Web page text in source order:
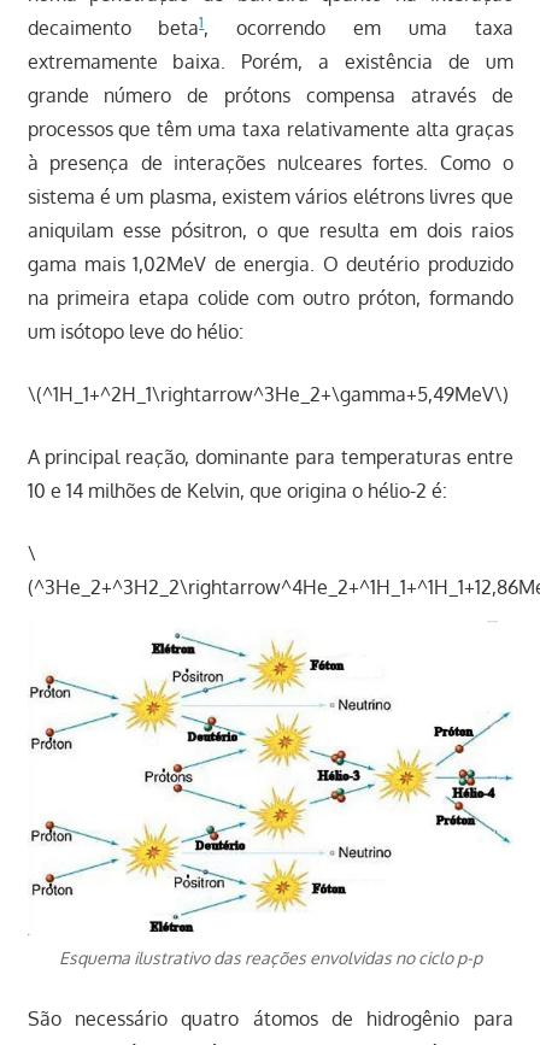
decaimento beta1, ocorrendo em uma taxa
extremamente baixa. Porém, a existência de um
grande número de prótons compensa através de
processos que têm uma taxa relativamente alta graças
à presença de interações nulceares fortes. Como o
sistema é um plasma, existem vários elétrons livres que
aniquilam esse pósitron, o que resulta em dois raios
gama mais 1,02MeV de energia. O deutério produzido
na primeira etapa colide com outro próton, formando
um isótopo leve do hélio:
\(^1H_1+^2H_1\rightarrow^3He_2+\gamma+5,49MeV\)
A principal reação, dominante para temperaturas entre
10 e 14 milhões de Kelvin, que origina o hélio-2 é:
\
Esquema ilustrativo das reações envolvidas no ciclo p-p
São necessário quatro átomos de hidrogênio para